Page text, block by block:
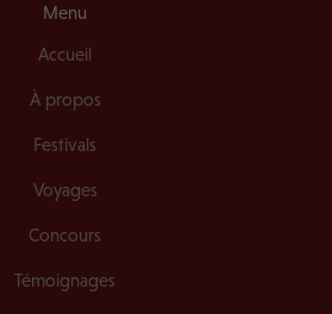
Menu
Accueil
À propos
Festivals
Voyages
Concours
Témoignages